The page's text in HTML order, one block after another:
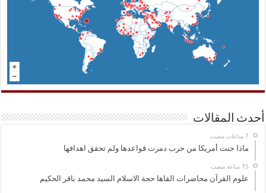
أحدث المقالات
ماذا جنت أمريكا من حرب دمرت قواعدها ولم تحقق اهدافها
علوم القرآن محاضرات القاها حجة الاسلام السيد محمد باقر الحكيم